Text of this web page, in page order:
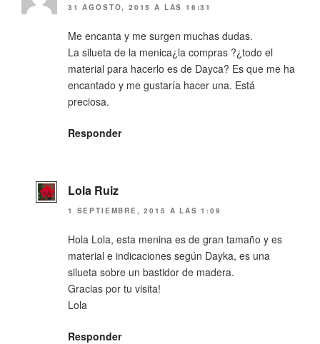
31 AGOSTO, 2015 A LAS 16:31
Me encanta y me surgen muchas dudas.
La silueta de la menica¿la compras ?¿todo el
material para hacerlo es de Dayca? Es que me ha
encantado y me gustaría hacer una. Está
preciosa.
Responder
Lola Ruiz
1 SEPTIEMBRE, 2015 A LAS 1:09
Hola Lola, esta menina es de gran tamaño y es
material e indicaciones según Dayka, es una
silueta sobre un bastidor de madera.
Gracias por tu visita!
Lola
Responder